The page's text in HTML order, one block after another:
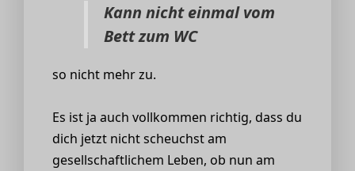
Kann nicht einmal vom
Bett zum WC
so nicht mehr zu.
Es ist ja auch vollkommen richtig, dass du
dich jetzt nicht scheuchst am
gesellschaftlichem Leben, ob nun am